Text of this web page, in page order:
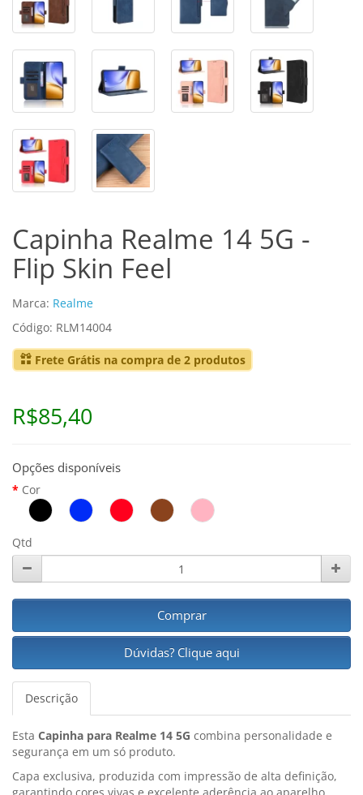
Capinha Realme 14 5G -
Flip Skin Feel
Marca: Realme
Código: RLM14004
Frete Grátis na compra de 2 produtos
R$85,40
Opções disponíveis
Cor
Qtd
Comprar
Dúvidas? Clique aqui
Descrição
Esta Capinha para Realme 14 5G combina personalidade e
segurança em um só produto.
Capa exclusiva, produzida com impressão de alta definição,